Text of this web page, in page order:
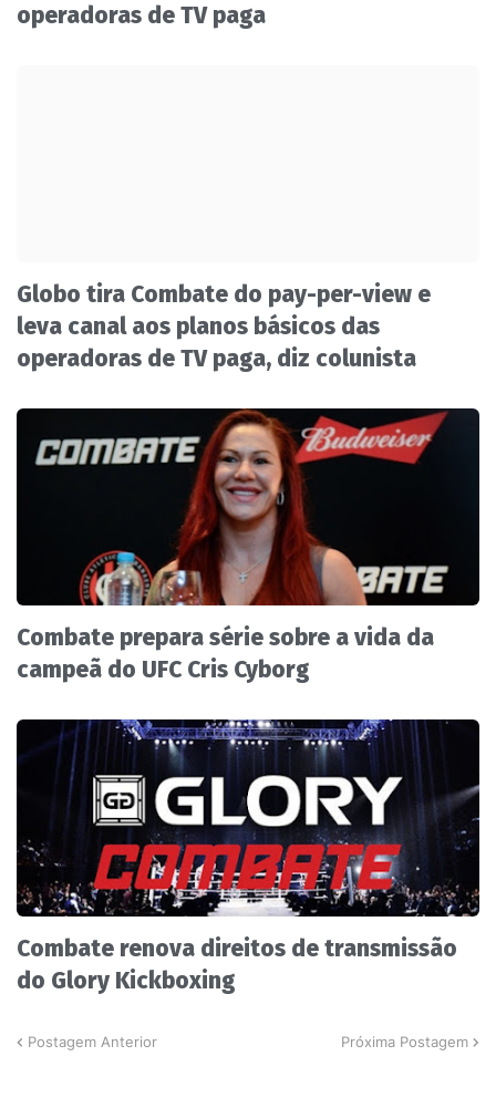
operadoras de TV paga
Globo tira Combate do pay-per-view e
leva canal aos planos básicos das
operadoras de TV paga, diz colunista
Combate prepara série sobre a vida da
campeã do UFC Cris Cyborg
Combate renova direitos de transmissão
do Glory Kickboxing
Postagem Anterior Próxima Postagem